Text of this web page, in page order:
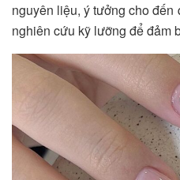
nguyên liệu, ý tưởng cho
nghiên cứu kỹ lưỡng để đảm